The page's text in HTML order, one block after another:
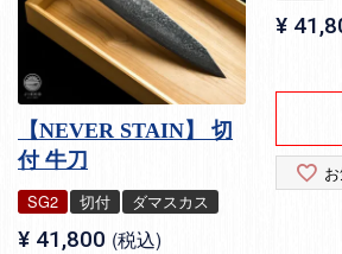
【NEVER STAIN】 切
付 牛刀
SG2 切付 ダマスカス
¥ 41,800 税込
¥